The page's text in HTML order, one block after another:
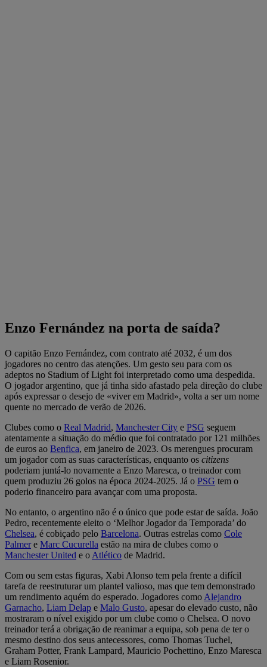
Enzo Fernández na porta de saída?
O capitão Enzo Fernández, com contrato até 2032, é um dos
jogadores no centro das atenções. Um gesto seu para com os
adeptos no Stadium of Light foi interpretado como uma despedida.
O jogador argentino, que já tinha sido afastado pela direção do clube
após expressar o desejo de «viver em Madrid», volta a ser um nome
quente no mercado de verão de 2026.
Clubes como o Real Madrid, Manchester City e PSG seguem
atentamente a situação do médio que foi contratado por 121 milhões
de euros ao Benfica, em janeiro de 2023. Os merengues procuram
um jogador com as suas características, enquanto os citizens
poderiam juntá-lo novamente a Enzo Maresca, o treinador com
quem produziu 26 golos na época 2024-2025. Já o PSG tem o
poderio financeiro para avançar com uma proposta.
No entanto, o argentino não é o único que pode estar de saída. João
Pedro, recentemente eleito o ‘Melhor Jogador da Temporada’ do
Chelsea, é cobiçado pelo Barcelona. Outras estrelas como Cole
Palmere Marc Cucurella estão na mira de clubes como o
Manchester United e o Atlético de Madrid.
Com ou sem estas figuras, Xabi Alonso tem pela frente a difícil
tarefa de reestruturar um plantel valioso, mas que tem demonstrado
um rendimento aquém do esperado. Jogadores como Alejandro
Garnacho, Liam Delap e Malo Gusto, apesar do elevado custo, não
mostraram o nível exigido por um clube como o Chelsea. O novo
treinador terá a obrigação de reanimar a equipa, sob pena de ter o
mesmo destino dos seus antecessores, como Thomas Tuchel,
Graham Potter, Frank Lampard, Mauricio Pochettino, Enzo Maresca
e Liam Rosenior.